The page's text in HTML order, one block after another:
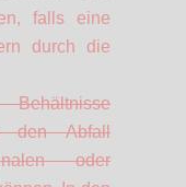
falls eine
durch die
den Abfall
oder